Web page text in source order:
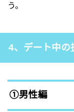
う。
4、デート中の
①男性編